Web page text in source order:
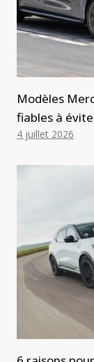
Modèles
fiables à
4 juillet 2026